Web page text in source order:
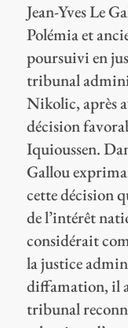
Jean-Yves Le
Polémia et
poursuivi en
tribunal
Nikolic, après
décision
Iquioussen.
Gallou
cette décision
de l’intérêt
considérait
la justice
diffamation, il
tribunal